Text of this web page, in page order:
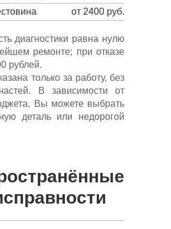
от 2400 руб.
диагностики равна нулю
ремонте; при отказе
рублей.
только за работу, без
В зависимости от
Вы можете выбрать
деталь или недорогой